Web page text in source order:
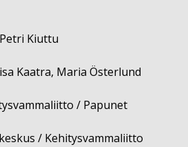
Petri Kiuttu
Kaatra, Maria Österlund
/ Papunet
/ Kehitysvammaliitto